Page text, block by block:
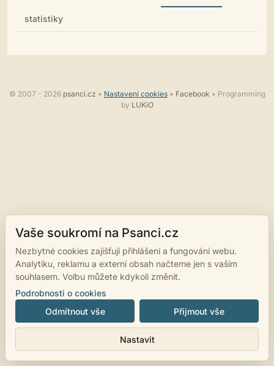
statistiky
© 2007 - 2026 psanci.cz • Nastavení cookies• Facebook • Programming
by LUKiO
Vaše soukromí na Psanci.cz
Nezbytné cookies zajišťují přihlášení a fungování webu.
Analytiku, reklamu a externí obsah načteme jen s vaším
souhlasem. Volbu můžete kdykoli změnit.
Podrobnosti o cookies
Odmítnout vše
Nastavit
Přijmout vše